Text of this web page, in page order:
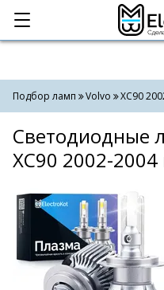
Категории
Подбор ламп Volvo XC90
Светодиодные
XC90 2002-